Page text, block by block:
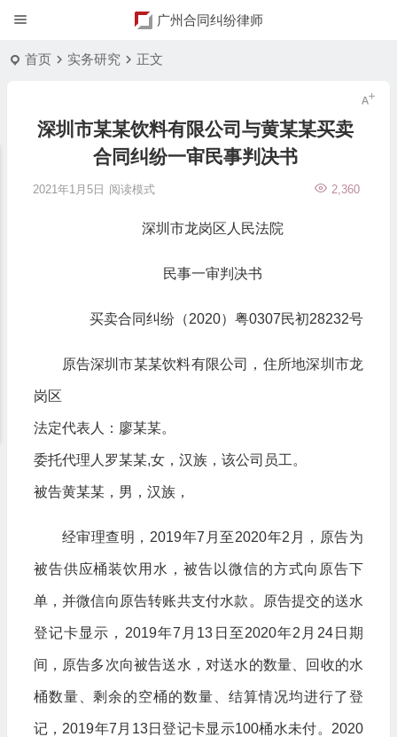
广州合同纠纷律师
首页 实务研究 正文
深圳市某某饮料有限公司与黄某某买卖
合同纠纷一审民事判决书
2021年1月5日 2,360
阅读模式
深圳市龙岗区人民法院
民事一审判决书
买卖合同纠纷（2020）粤0307民初28232号
原告深圳市某某饮料有限公司，住所地深圳市龙
岗区
法定代表人：廖某某。
委托代理人罗某某,女，汉族，该公司员工。
被告黄某某，男，汉族，
经审理查明，2019年7月至2020年2月，原告为
被告供应桶装饮用水，被告以微信的方式向原告下
单，并微信向原告转账共支付水款。原告提交的送水
登记卡显示，2019年7月13日至2020年2月24日期
间，原告多次向被告送水，对送水的数量、回收的水
桶数量、剩余的空桶的数量、结算情况均进行了登
记，2019年7月13日登记卡显示100桶水未付。2020